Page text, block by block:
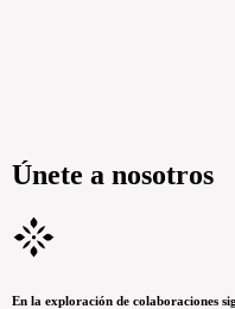
Únete a nosotros
En la exploración de colaboraciones